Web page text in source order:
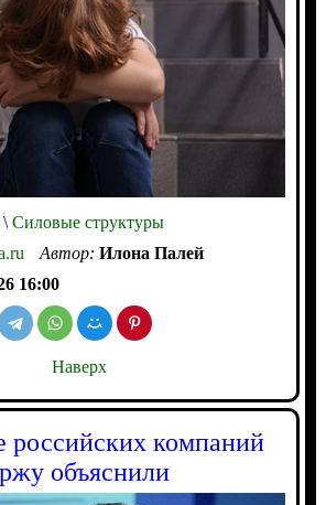
Силовые структуры
Автор: Илона Палей
16:00
Наверх
российских компаний
объяснили